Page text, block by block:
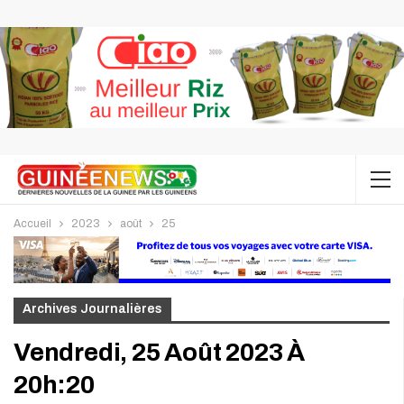
Accueil 2023 août 25
Archives Journalières
Vendredi, 25 Août 2023 À
20h:20